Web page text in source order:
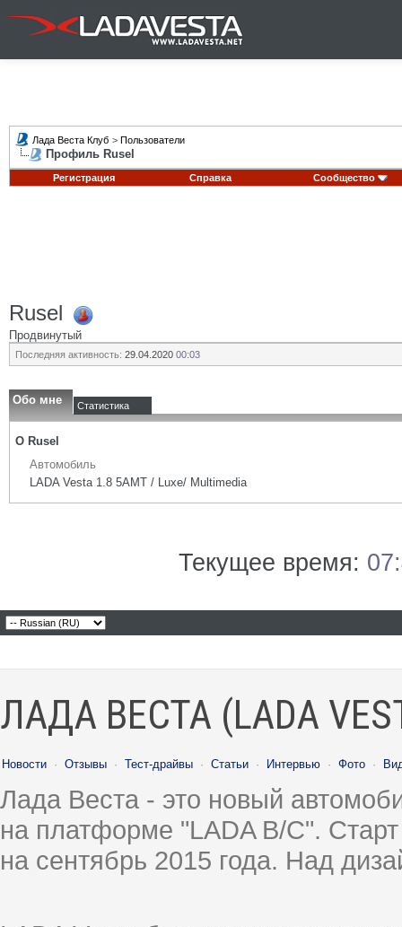
Лада Веста Клуб > Пользователи
Профиль Rusel
Регистрация Справка Сообщество
Rusel
Продвинутый
Последняя активность: 29.04.2020 00:03
Обо мне Статистика
О Rusel
Автомобиль
LADA Vesta 1.8 5АМТ / Luxe/ Multimedia
Текущее время:
ЛАДА ВЕСТА (LADA
Новости · Отзывы · Тест-драйвы · Статьи · Интервью · Фото ·
Лада Веста - это новый
на платформе "LADA B/C".
на сентябрь 2015 года. Над